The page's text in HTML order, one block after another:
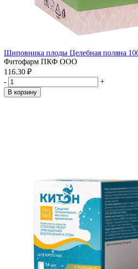
Шиповника плоды Целебная поляна
Фитофарм ПКФ ООО
116.30 ₽
-
+
В корзину